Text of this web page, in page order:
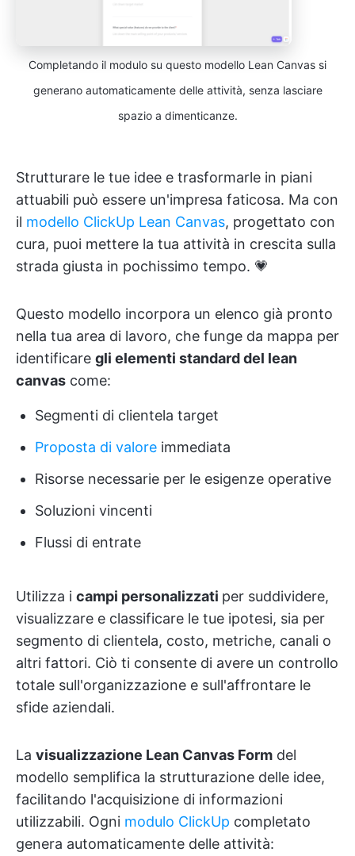
Completando il modulo su questo modello Lean Canvas si
generano automaticamente delle attività, senza lasciare
spazio a dimenticanze.
Strutturare le tue idee e trasformarle in piani
attuabili può essere un'impresa faticosa. Ma con
il modello ClickUp Lean Canvas, progettato con
cura, puoi mettere la tua attività in crescita sulla
strada giusta in pochissimo tempo. 💗
Questo modello incorpora un elenco già pronto
nella tua area di lavoro, che funge da mappa per
identificare gli elementi standard del lean
canvas come:
Segmenti di clientela target
Proposta di valore immediata
Risorse necessarie per le esigenze operative
Soluzioni vincenti
Flussi di entrate
Utilizza i campi personalizzati per suddividere,
visualizzare e classificare le tue ipotesi, sia per
segmento di clientela, costo, metriche, canali o
altri fattori. Ciò ti consente di avere un controllo
totale sull'organizzazione e sull'affrontare le
sfide aziendali.
La visualizzazione Lean Canvas Form del
modello semplifica la strutturazione delle idee,
facilitando l'acquisizione di informazioni
utilizzabili. Ogni modulo ClickUp completato
genera automaticamente delle attività: